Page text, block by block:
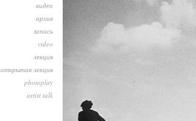
видео
архив
запись
video
лекция
открытая лекция
photoplay
artist talk